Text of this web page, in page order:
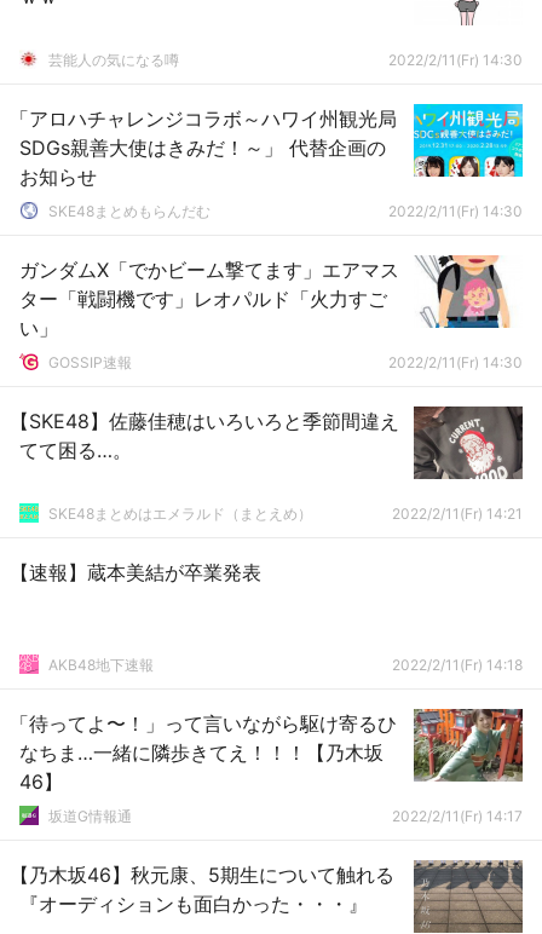
芸能人の気になる噂 2022/2/11(Fr) 14:30
「アロハチャレンジコラボ～ハワイ州観光局
SDGs親善大使はきみだ！～」 代替企画の
お知らせ
SKE48まとめもらんだむ 2022/2/11(Fr) 14:30
ガンダムX「でかビーム撃てます」エアマス
ター「戦闘機です」レオパルド「火力すご
い」
GOSSIP速報 2022/2/11(Fr) 14:30
【SKE48】佐藤佳穂はいろいろと季節間違え
てて困る…。
SKE48まとめはエメラルド（まとえめ） 2022/2/11(Fr) 14:21
【速報】蔵本美結が卒業発表
AKB48地下速報 2022/2/11(Fr) 14:18
「待ってよ〜！」って言いながら駆け寄るひ
なちま…一緒に隣歩きてえ！！！【乃木坂
46】
坂道G情報通 2022/2/11(Fr) 14:17
【乃木坂46】秋元康、5期生について触れる
『オーディションも面白かった・・・』